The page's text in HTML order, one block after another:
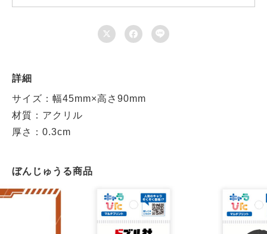
  
詳細
サイズ：幅45mm×高さ90mm
材質：アクリル
厚さ：0.3cm
ぼんじゅうる商品